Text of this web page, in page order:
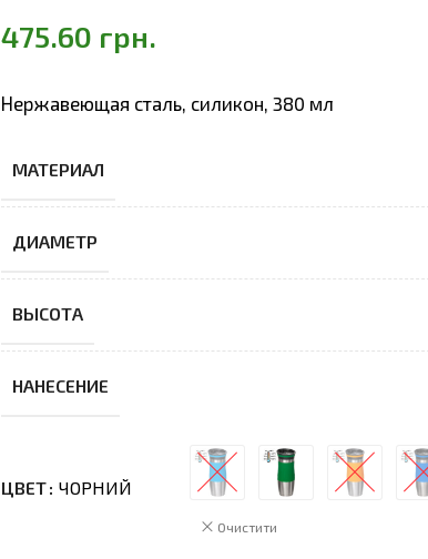
Детские свитшоты
475.60 грн.
Нержавеющая сталь, силикон, 380 мл
МАТЕРИАЛ
ДИАМЕТР
ВЫСОТА
НАНЕСЕНИЕ
ЦВЕТ ЧОРНИЙ
Очистити